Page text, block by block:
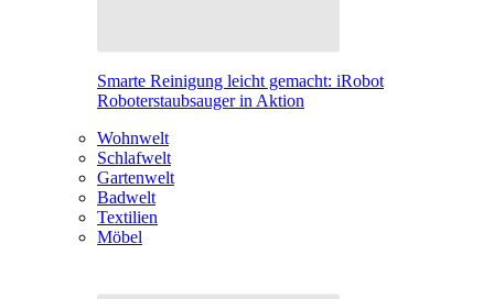
Smarte Reinigung leicht gemacht: iRobot
Roboterstaubsauger in Aktion
Wohnwelt
Schlafwelt
Gartenwelt
Badwelt
Textilien
Möbel